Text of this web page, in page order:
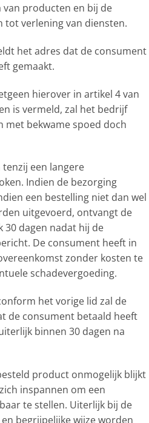
producten en bij de
tot verlening van diensten.
het adres dat de consument
gemaakt.
hierover in artikel 4 van
is vermeld, zal het bedrijf
met bekwame spoed doch
een langere
Indien de bezorging
een bestelling niet dan wel
uitgevoerd, ontvangt de
dagen nadat hij de
De consument heeft in
zonder kosten te
schadevergoeding.
het vorige lid zal de
de consument betaald heeft
binnen 30 dagen na
product onmogelijk blijkt
inspannen om een
te stellen. Uiterlijk bij de
begrijpelijke wijze worden